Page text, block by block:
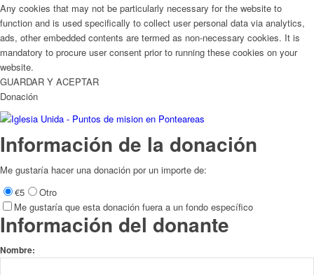
Any cookies that may not be particularly necessary for the website to
function and is used specifically to collect user personal data via analytics,
ads, other embedded contents are termed as non-necessary cookies. It is
mandatory to procure user consent prior to running these cookies on your
website.
GUARDAR Y ACEPTAR
Donación
Información de la donación
Me gustaría hacer una donación por un importe de:
€5
Otro
Me gustaría que esta donación fuera a un fondo específico
Información del donante
Nombre: